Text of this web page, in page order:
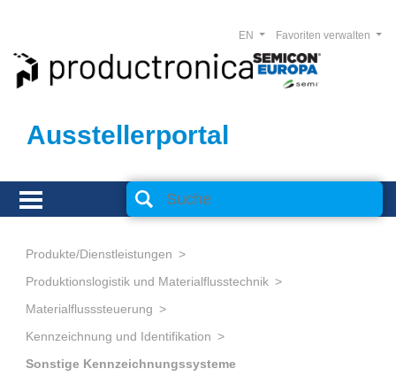
Ausstellerportal
Favoriten verwalten
EN
Produkte/Dienstleistungen
Produktionslogistik und Materialflusstechnik
Materialflusssteuerung
Kennzeichnung und Identifikation
Sonstige Kennzeichnungssysteme